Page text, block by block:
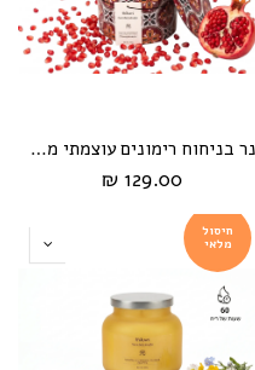
נר בניחוח רימונים עוצמתי מסדרת Hikari Vintage
129.00 ₪
חיסול
מלאי